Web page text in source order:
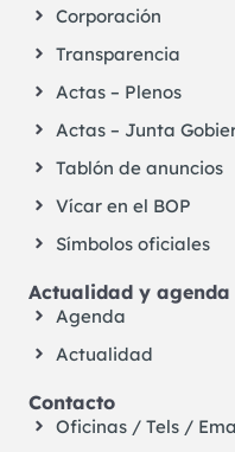
Corporación
Transparencia
Actas – Plenos
Actas – Junta
Tablón de anuncios
Vícar en el BOP
Símbolos oficiales
Actualidad y agenda
Agenda
Actualidad
Contacto
Oficinas / Tels /